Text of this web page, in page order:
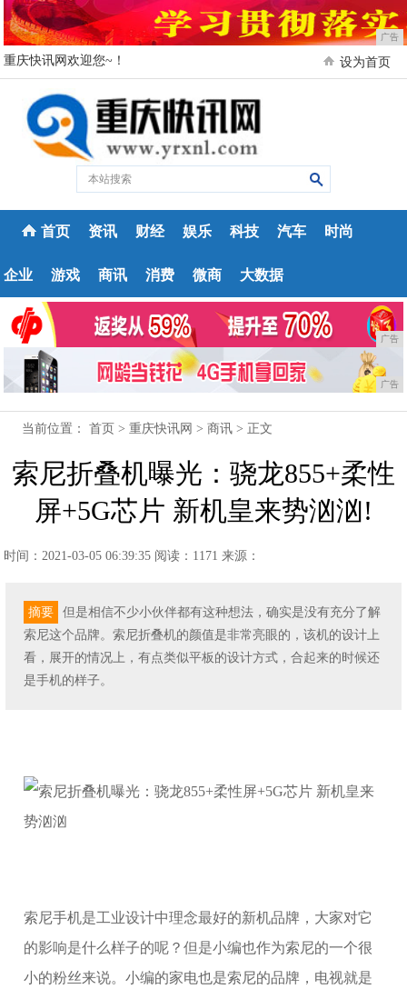
广告
重庆快讯网欢迎您~！ 设为首页
首页 资讯 财经 娱乐 科技 汽车 时尚
企业 游戏 商讯 消费 微商 大数据
广告
广告
当前位置：首页 >重庆快讯网 >商讯 > 正文
索尼折叠机曝光：骁龙855+柔性
屏+5G芯片 新机皇来势汹汹!
时间：2021-03-05 06:39:35 阅读：1171 来源：
摘要
但是相信不少小伙伴都有这种想法，确实是没有充分了解
索尼这个品牌。索尼折叠机的颜值是非常亮眼的，该机的设计上
看，展开的情况上，有点类似平板的设计方式，合起来的时候还
是手机的样子。
索尼手机是工业设计中理念最好的新机品牌，大家对它
的影响是什么样子的呢？但是小编也作为索尼的一个很
小的粉丝来说。小编的家电也是索尼的品牌，电视就是